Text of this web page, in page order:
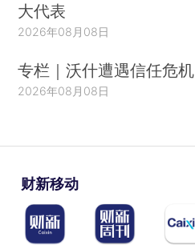
大代表
2026年08月08日
专栏｜沃什遭遇信任危机
2026年08月08日
财新移动